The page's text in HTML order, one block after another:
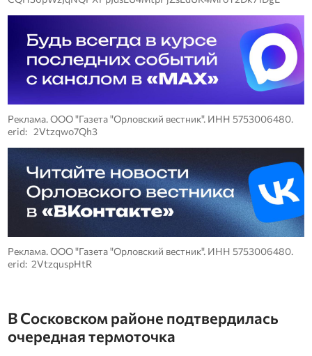
Реклама. ООО "Газета "Орловский вестник". ИНН 5753006480.
erid: 2Vtzqwo7Qh3
Реклама. ООО "Газета "Орловский вестник". ИНН 5753006480.
erid: 2VtzquspHtR
В Сосковском районе подтвердилась
очередная термоточка